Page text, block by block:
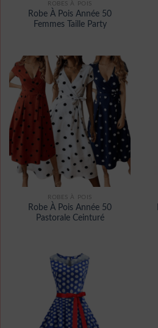
ROBES À POIS
Robe À Pois Année 50
Femmes Taille Party
ROBES À POIS
Robe À Pois Année 50
Pastorale Ceinturé